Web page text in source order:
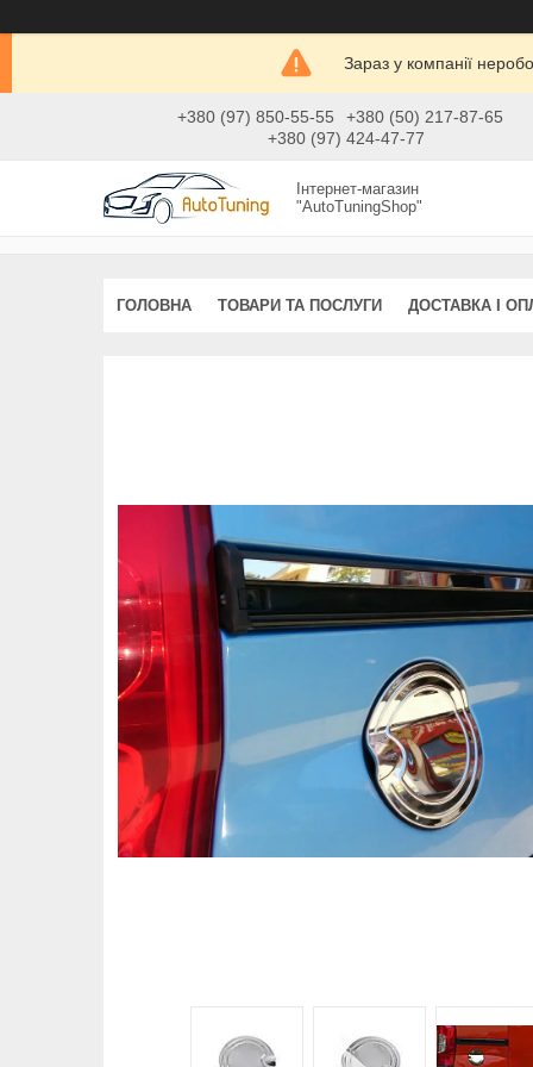
Зараз у компанії
+380 (97) 850-55-55
+380 (50) 217-87-65
+380 (97) 424-47-77
Інтернет-магазин
"AutoTuningShop"
ГОЛОВНА ТОВАРИ ТА ПОСЛУГИ ДОСТАВКА І